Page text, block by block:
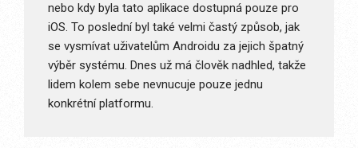
nebo kdy byla tato aplikace dostupná pouze pro
iOS. To poslední byl také velmi častý způsob, jak
se vysmívat uživatelům Androidu za jejich špatný
výběr systému. Dnes už má člověk nadhled, takže
lidem kolem sebe nevnucuje pouze jednu
konkrétní platformu.